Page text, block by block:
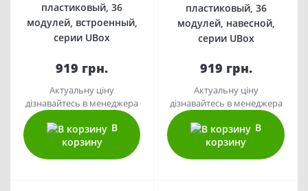
пластиковый, 36
модулей, встроенный,
серии UBox
919 грн.
Актуальну ціну
дізнавайтесь в менеджера
В
корзину
пластиковый, 36
модулей, навесной,
серии UBox
919 грн.
Актуальну ціну
дізнавайтесь в менеджера
В
корзину